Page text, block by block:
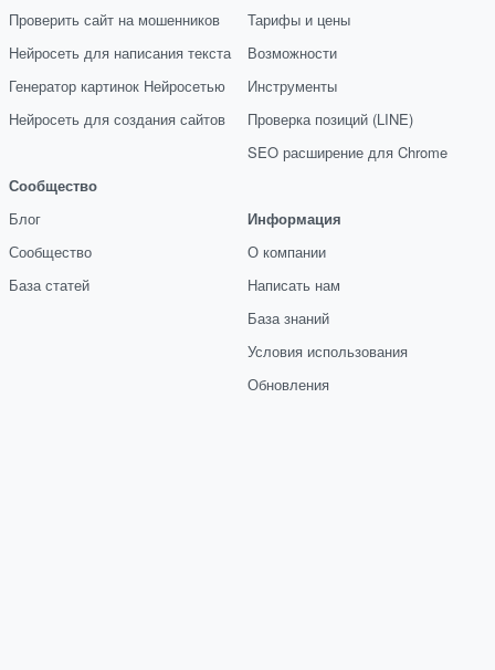
Проверить сайт на мошенников
Нейросеть для написания текста
Генератор картинок Нейросетью
Нейросеть для создания сайтов
Сообщество
Блог
Сообщество
База статей
Тарифы и цены
Возможности
Инструменты
Проверка позиций (LINE)
SEO расширение для Chrome
Информация
О компании
Написать нам
База знаний
Условия использования
Обновления